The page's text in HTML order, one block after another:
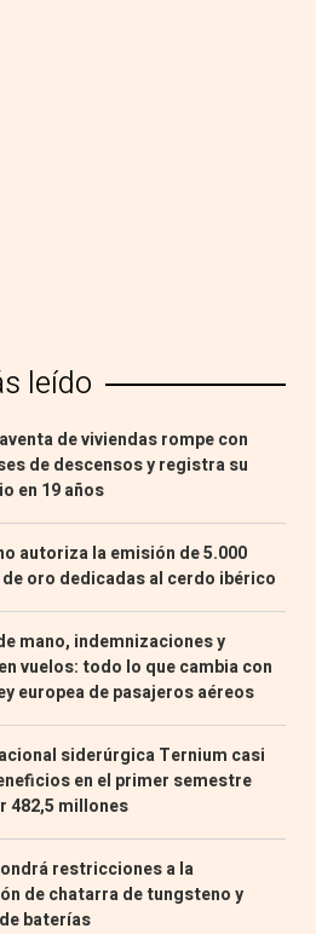
leído
de viviendas rompe con
de descensos y registra su
en 19 años
autoriza la emisión de 5.000
oro dedicadas al cerdo ibérico
mano, indemnizaciones y
vuelos: todo lo que cambia con
europea de pasajeros aéreos
siderúrgica Ternium casi
en el primer semestre
482,5 millones
restricciones a la
de chatarra de tungsteno y
baterías